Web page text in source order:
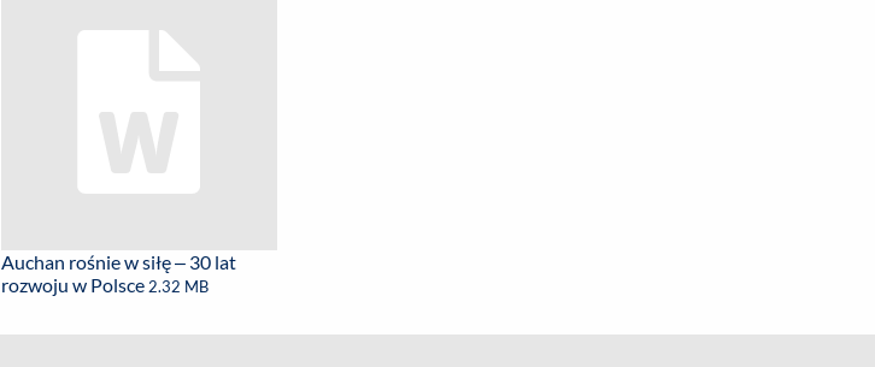
Auchan rośnie w siłę – 30 lat
rozwoju w Polsce 2.32 MB